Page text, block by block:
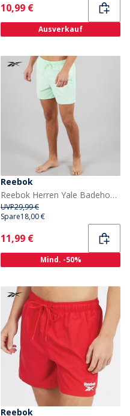
Current
10,99 €
Ausverkauf
Reebok
Reebok Herren Yale Badehose Aqua
UVP29,99 €
Spare18,00 €
Current
11,99 €
Mind. -50%
Reebok